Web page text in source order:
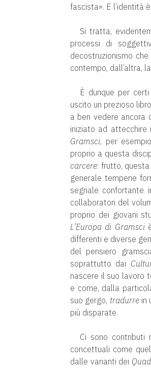
fascista». E l’identità
Si tratta,
processi di
decostruzionismo
contempo, dall’altra,
È dunque per
uscito un prezioso
a ben vedere ancora
iniziato ad attecchire
Gramsci, per
proprio a questa
carcere: frutto,
generale temperie
segnale confortante
collaboratori del
proprio dei giovani
L’Europa di Gramsci
differenti e diverse
del pensiero
soprattutto dai
nascere il suo lavoro
e come, dalla
suo gergo, tradurrein
più disparate.
Ci sono contributi
concettuali come
dalle varianti dei